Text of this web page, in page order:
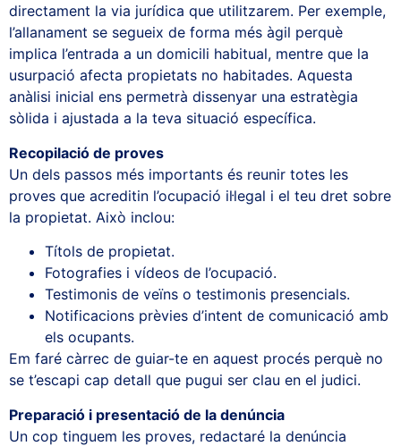
directament la via jurídica que utilitzarem. Per exemple,
l’allanament se segueix de forma més àgil perquè
implica l’entrada a un domicili habitual, mentre que la
usurpació afecta propietats no habitades. Aquesta
anàlisi inicial ens permetrà dissenyar una estratègia
sòlida i ajustada a la teva situació específica.
Recopilació de proves
Un dels passos més importants és reunir totes les
proves que acreditin l’ocupació il·legal i el teu dret sobre
la propietat. Això inclou:
Títols de propietat.
Fotografies i vídeos de l’ocupació.
Testimonis de veïns o testimonis presencials.
Notificacions prèvies d’intent de comunicació amb
els ocupants.
Em faré càrrec de guiar-te en aquest procés perquè no
se t’escapi cap detall que pugui ser clau en el judici.
Preparació i presentació de la denúncia
Un cop tinguem les proves, redactaré la denúncia